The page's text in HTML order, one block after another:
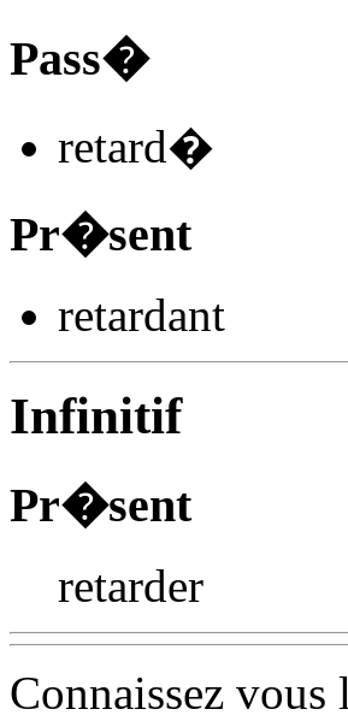
Pass�
retard�
Pr�sent
retardant
Infinitif
Pr�sent
retarder
Connaissez